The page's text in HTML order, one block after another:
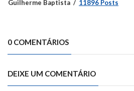
Guilherme Baptista 11896 Posts
0 COMENTÁRIOS
DEIXE UM COMENTÁRIO